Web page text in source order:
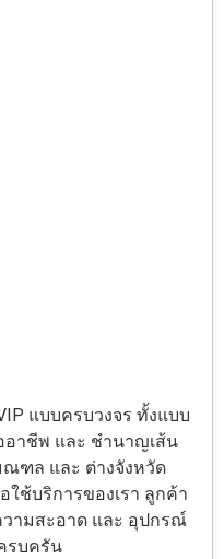
แบบครบวงจร ทั้งแบบ
อาชีพ และ ชำนาญเส้น
ฑล และ ต่างจังหวัด
ใช้บริการของเรา ลูกค้า
ามสะอาด และ อุปกรณ์
รบครัน